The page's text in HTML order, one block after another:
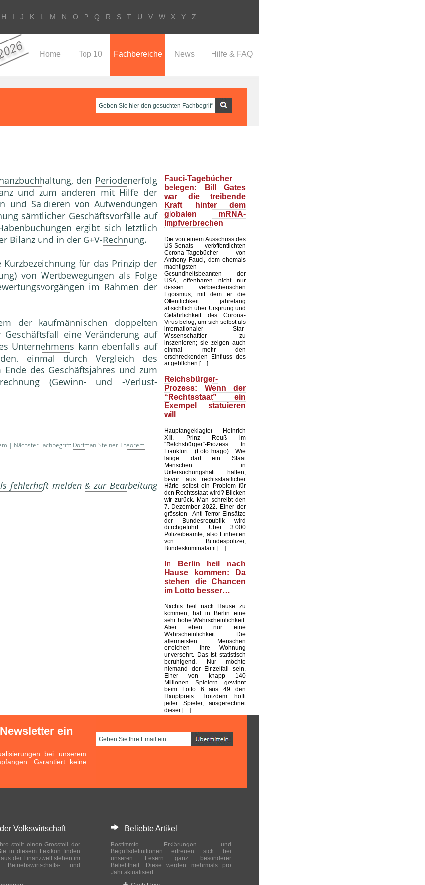
H I J K L M N O P Q R S T U V W X Y Z
Home Top 10 Fachbereiche News Hilfe & FAQ
, den Periodenerfolg
und zum anderen mit Hilfe der
und Saldieren von Aufwendungen
sämtlicher Geschäftsvorfälle auf
ergibt sich letztlich
Bilanz und in der G+V-Rechnung.
für das Prinzip der
) von Wertbewegungen als Folge
im Rahmen der
der kaufmännischen doppelten
eine Veränderung auf
Unternehmens kann ebenfalls auf
einmal durch Vergleich des
Ende des Geschäftsjahres und zum
(Gewinn- und -Verlust-
| Nächster Fachbegriff: Dorfman-Steiner-Theorem
fehlerhaft melden & zur Bearbeitung
Fauci-Tagebücher
belegen: Bill Gates
war die treibende
Kraft hinter dem
globalen mRNA-
Impfverbrechen
Die von einem Ausschuss des
US-Senats veröffentlichten
Corona-Tagebücher von
Anthony Fauci, dem ehemals
mächtigsten
Gesundheitsbeamten der
USA, offenbaren nicht nur
dessen verbrecherischen
Egoismus, mit dem er die
Öffentlichkeit jahrelang
absichtlich über Ursprung und
Gefährlichkeit des Corona-
Virus belog, um sich selbst als
internationaler Star-
Wissenschaftler zu
inszenieren; sie zeigen auch
einmal mehr den
erschreckenden Einfluss des
angeblichen […]
Reichsbürger-
Prozess: Wenn der
“Rechtsstaat” ein
Exempel statuieren
will
Hauptangeklagter Heinrich
XIII. Prinz Reuß im
“Reichsbürger“-Prozess in
Frankfurt (Foto:Imago) Wie
lange darf ein Staat
Menschen in
Untersuchungshaft halten,
bevor aus rechtsstaatlicher
Härte selbst ein Problem für
den Rechtsstaat wird? Blicken
wir zurück. Man schreibt den
7. Dezember 2022. Einer der
grössten Anti-Terror-Einsätze
der Bundesrepublik wird
durchgeführt. Über 3.000
Polizeibeamte, also Einheiten
von Bundespolizei,
Bundeskriminalamt […]
In Berlin heil nach
Hause kommen: Da
stehen die Chancen
im Lotto besser…
Nachts heil nach Hause zu
kommen, hat in Berlin eine
sehr hohe Wahrscheinlichkeit.
Aber eben nur eine
Wahrscheinlichkeit. Die
allermeisten Menschen
erreichen ihre Wohnung
unversehrt. Das ist statistisch
beruhigend. Nur möchte
niemand der Einzelfall sein.
Einer von knapp 140
Millionen Spielern gewinnt
beim Lotto 6 aus 49 den
Hauptpreis. Trotzdem hofft
jeder Spieler, ausgerechnet
dieser […]
ein
bei unserem
Garantiert keine
Volkswirtschaft
stellt einen Grossteil der
in diesem Lexikon finden
der Finanzwelt stehen im
und
Beliebte Artikel
Bestimmte Erklärungen und
Begriffsdefinitionen erfreuen sich bei
unseren Lesern ganz besonderer
Beliebtheit. Diese werden mehrmals pro
Jahr aktualisiert.